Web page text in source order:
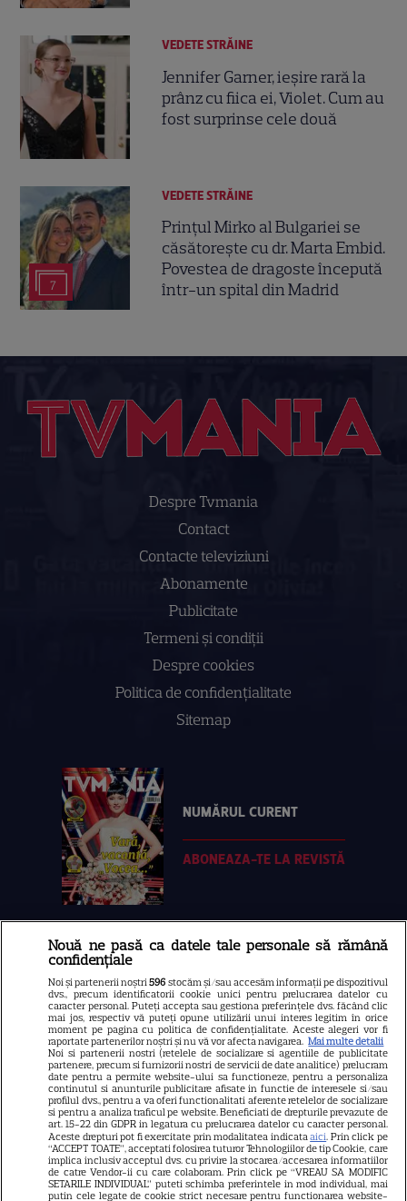
VEDETE STRĂINE
Jennifer Garner, ieșire rară la
prânz cu fiica ei, Violet. Cum au
fost surprinse cele două
7
VEDETE STRĂINE
Prințul Mirko al Bulgariei se
căsătorește cu dr. Marta Embid.
Povestea de dragoste începută
într-un spital din Madrid
Despre Tvmania
Contact
Contacte televiziuni
Abonamente
Publicitate
Termeni și condiții
Despre cookies
Politica de confidenţialitate
Sitemap
NUMĂRUL CURENT
ABONEAZA-TE LA REVISTĂ
Libertatea
Libertatea pentru femei
GSP
Știri mondene
Avantaje
Elle
Unica
Retete practice
URMĂREȘTE-NE PE
Nouă ne pasă ca datele tale personale să rămână
confidențiale
Noi și partenerii noștri596 stocăm și/sau accesăm informații pe dispozitivul
dvs., precum identificatorii cookie unici pentru prelucrarea datelor cu
caracter personal. Puteți accepta sau gestiona preferințele dvs. făcând clic
mai jos, respectiv vă puteți opune utilizării unui interes legitim în orice
moment pe pagina cu politica de confidențialitate. Aceste alegeri vor fi
raportate partenerilor noștri și nu vă vor afecta navigarea. Mai multe detalii
Noi si partenerii nostri (retelele de socializare si agentiile de publicitate
partenere, precum si furnizorii nostri de servicii de date analitice) prelucram
date pentru a permite website-ului sa functioneze, pentru a personaliza
continutul si anunturile publicitare afisate in functie de interesele si/sau
profilul dvs., pentru a va oferi functionalitati aferente retelelor de socializare
si pentru a analiza traficul pe website. Beneficiati de drepturile prevazute de
art. 15-22 din GDPR in legatura cu prelucrarea datelor cu caracter personal.
Aceste drepturi pot fi exercitate prin modalitatea indicataaici. Prin click pe
“ACCEPT TOATE”, acceptati folosirea tuturor Tehnologiilor de tip Cookie, care
implica inclusiv acceptul dvs. cu privire la stocarea/accesarea informatiilor
de catre Vendor-ii cu care colaboram. Prin click pe “VREAU SA MODIFIC
SETARILE INDIVIDUAL” puteti schimba preferintele in mod individual, mai
putin cele legate de cookie strict necesare pentru functionarea website-